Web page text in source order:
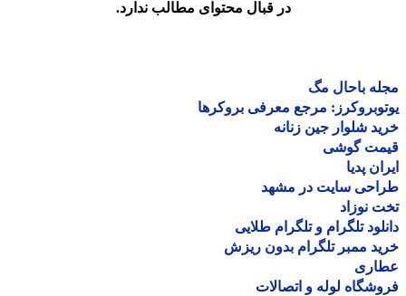
در قبال محتوای مطالب ندارد.
باحال مگ
مرجع معرفی بروکرها
شلوار جین زنانه
گوشی
پدیا
سایت در مشهد
نوزاد
تلگرام و تلگرام طلایی
ممبر تلگرام بدون ریزش
لوله و اتصالات